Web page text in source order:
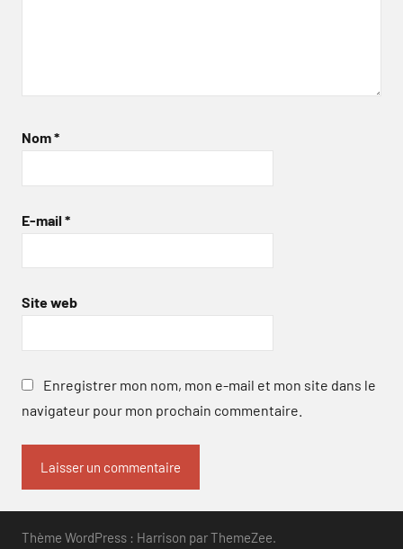
Nom*
E-mail *
Site web
Enregistrer mon nom, mon e-mail et mon site dans le
navigateur pour mon prochain commentaire.
Thème WordPress : Harrison par ThemeZee.